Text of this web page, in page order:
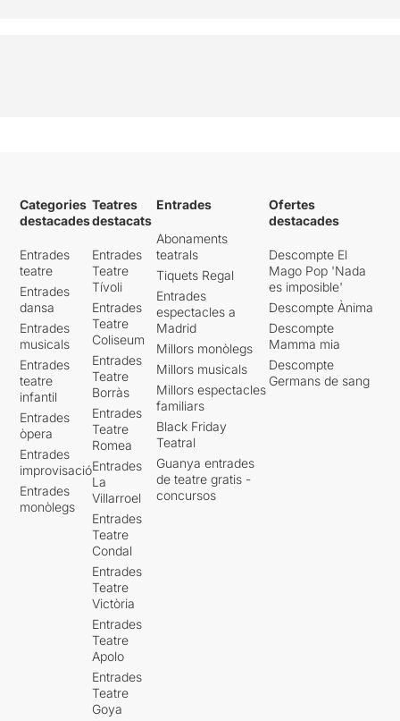
Categories
destacades
Entrades
teatre
Entrades
dansa
Entrades
musicals
Entrades
teatre
infantil
Entrades
òpera
Entrades
improvisació
Entrades
monòlegs
Teatres
destacats
Entrades
Teatre
Tívoli
Entrades
Teatre
Coliseum
Entrades
Teatre
Borràs
Entrades
Teatre
Romea
Entrades
La
Villarroel
Entrades
Teatre
Condal
Entrades
Teatre
Victòria
Entrades
Teatre
Apolo
Entrades
Teatre
Goya
Entrades
Abonaments
teatrals
Tiquets Regal
Entrades
espectacles a
Madrid
Millors monòlegs
Millors musicals
Millors espectacles
familiars
Black Friday
Teatral
Guanya entrades
de teatre gratis -
concursos
Ofertes
destacades
Descompte El
Mago Pop 'Nada
es imposible'
Descompte Ànima
Descompte
Mamma mia
Descompte
Germans de sang